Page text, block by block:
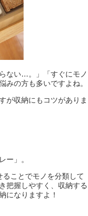
ない…。」「すぐにモノ
の方も多いですよね。
が収納にもコツがありま
ー」。
ことでモノを分類して
把握しやすく、収納する
になりますよ！